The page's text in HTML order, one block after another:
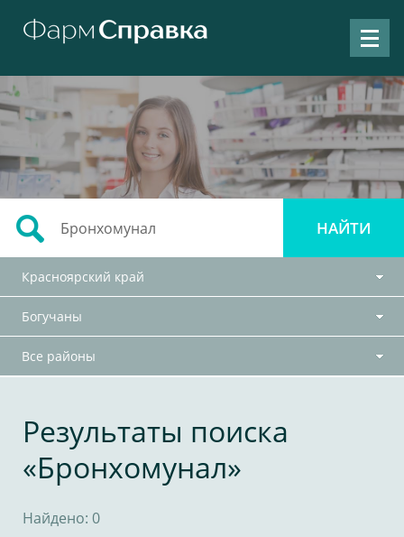
Красноярский край
Богучаны
Все районы
Результаты поиска
«Бронхомунал»
Найдено: 0